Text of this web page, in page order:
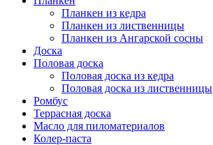
Планкен из кедра
Планкен из лиственницы
Планкен из Ангарской сосны
Доска
Половая доска
Половая доска из кедра
Половая доска из лиственницы
Ромбус
Террасная доска
Масло для пиломатериалов
Колер-паста